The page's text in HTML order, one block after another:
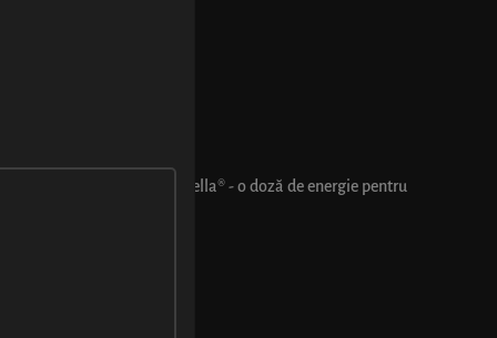
cu miez delicios de Nutella® - o doză de energie pentru